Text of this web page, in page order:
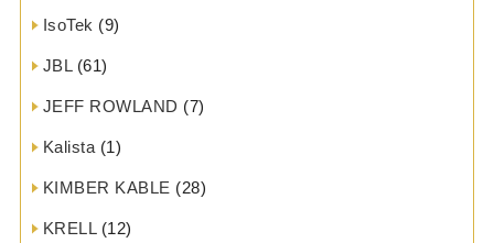
IsoTek (9)
JBL(61)
JEFF ROWLAND (7)
Kalista (1)
KIMBER KABLE (28)
KRELL(12)